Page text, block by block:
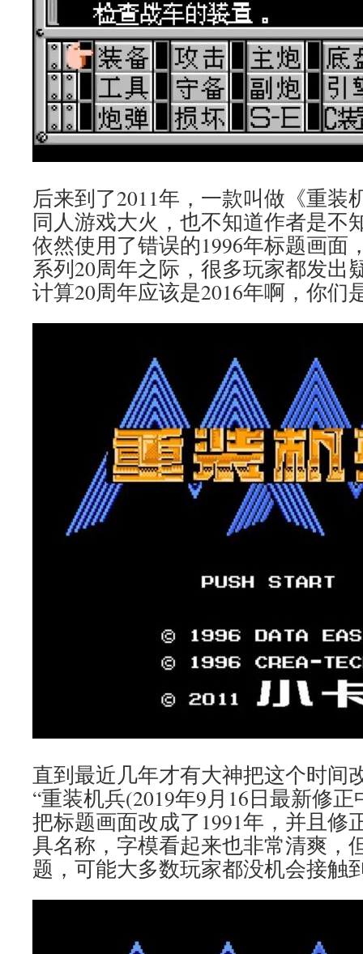
后来到了2011年，一款叫做《重装
同人游戏大火，也不知道作者是不
依然使用了错误的1996年标题画面
系列20周年之际，很多玩家都发
计算20周年应该是2016年啊，你们
直到最近几年才有大神把这个时间
“重装机兵(2019年9月16日最新修
把标题画面改成了1991年，并且修
具名称，字模看起来也非常清爽，
题，可能大多数玩家都没机会接触